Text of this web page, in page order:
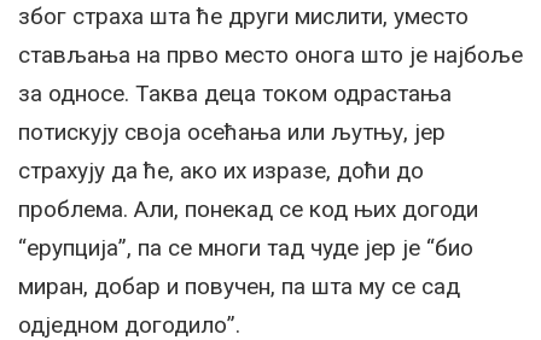
због страха шта ће други мислити, уместо
стављања на прво место онога што је најбоље
за односе. Таква деца током одрастања
потискују своја осећања или љутњу, јер
страхују да ће, ако их изразе, доћи до
проблема. Али, понекад се код њих догоди
“ерупција”, па се многи тад чуде јер је “био
миран, добар и повучен, па шта му се сад
одједном догодило”.